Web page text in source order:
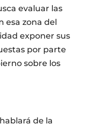
evaluar las
esa zona del
exponer sus
por parte
sobre los
de la